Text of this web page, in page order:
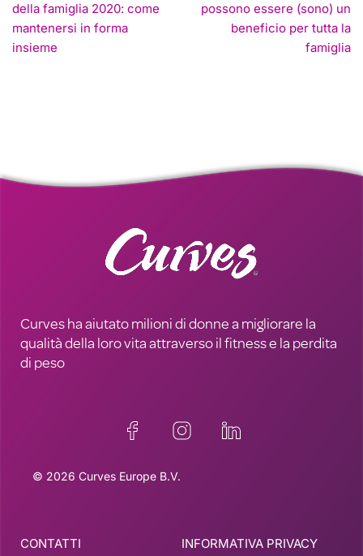
della famiglia 2020: come
mantenersi in forma
insieme
possono essere (sono) un
beneficio per tutta la
famiglia
Curves ha aiutato milioni di donne a migliorare la
qualità della loro vita attraverso il fitness e la perdita
di peso
© 2026 Curves Europe B.V.
CONTATTI
INFORMATIVA PRIVACY